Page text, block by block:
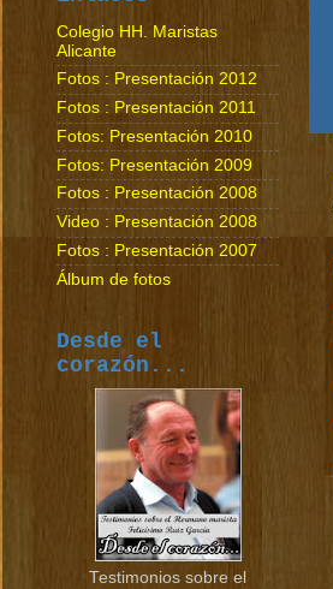
Colegio HH. Maristas
Alicante
Fotos : Presentación 2012
Fotos : Presentación 2011
Fotos: Presentación 2010
Fotos: Presentación 2009
Fotos : Presentación 2008
Video : Presentación 2008
Fotos : Presentación 2007
Álbum de fotos
Desde el
corazón...
Testimonios sobre el